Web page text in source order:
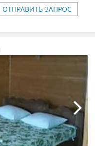
ОТПРАВИТЬ ЗАПРОС